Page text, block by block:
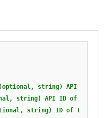
string) API ID of
string) API ID of the app
string) ID of the